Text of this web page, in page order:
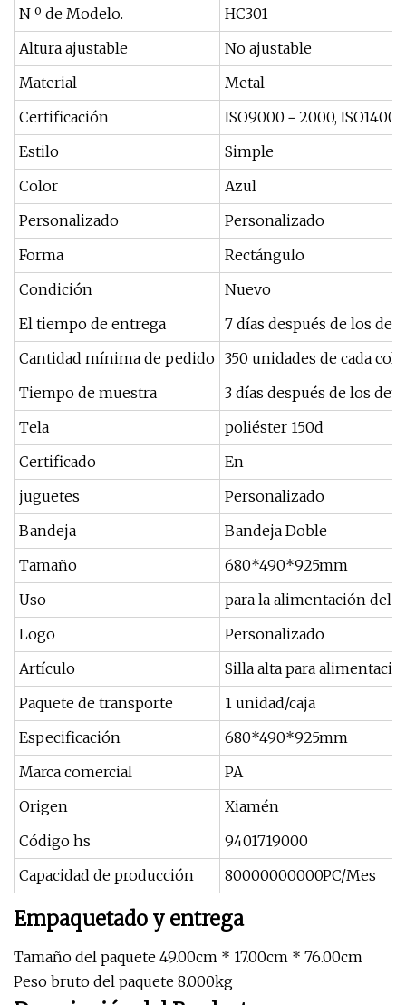
N º de Modelo.
HC301
Altura ajustable
No ajustable
Material
Metal
Certificación
ISO9000－2000,
Estilo
Simple
Color
Azul
Personalizado
Personalizado
Forma
Rectángulo
Condición
Nuevo
El tiempo de entrega
7 días después de los
Cantidad mínima de pedido 350 unidades de cada
Tiempo de muestra
3 días después de los
Tela
poliéster 150d
Certificado
En
juguetes
Personalizado
Bandeja
Bandeja Doble
Tamaño
680*490*925mm
Uso
para la alimentación del
Logo
Personalizado
Artículo
Silla alta para
Paquete de transporte
1 unidad/caja
Especificación
680*490*925mm
Marca comercial
PA
Origen
Xiamén
Código hs
9401719000
Capacidad de producción
80000000000PC/Mes
Empaquetado y entrega
Tamaño del paquete 49.00cm * 17.00cm * 76.00cm
Peso bruto del paquete 8.000kg